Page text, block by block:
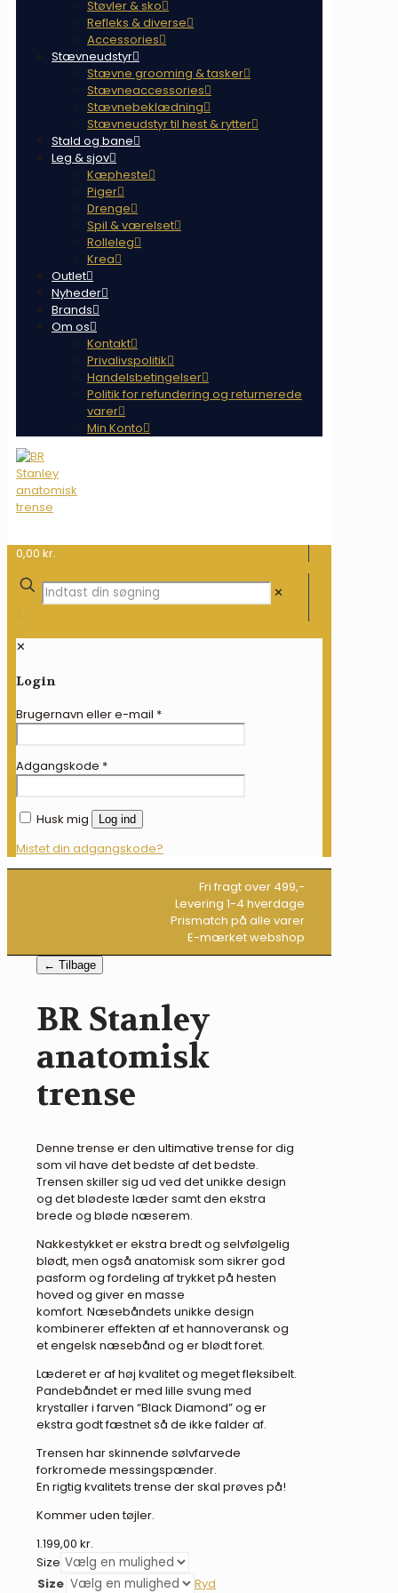
Støvler & sko
Refleks & diverse
Accessories
Stævneudstyr
Stævne grooming & tasker
Stævneaccessories
Stævnebeklædning
Stævneudstyr til hest & rytter
Stald og bane
Leg & sjov
Kæpheste
Piger
Drenge
Spil & værelset
Rolleleg
Krea
Outlet
Nyheder
Brands
Om os
Kontakt
Privalivspolitik
Handelsbetingelser
Politik for refundering og returnerede
varer
Min Konto
0,00 kr.
✕
✕
Login
Brugernavn eller e-mail *
Adgangskode *
Husk mig Log ind
Mistet din adgangskode?
Fri fragt over 499,-
Levering 1-4 hverdage
Prismatch på alle varer
E-mærket webshop
← Tilbage
BR Stanley
anatomisk
trense
Denne trense er den ultimative trense for dig
som vil have det bedste af det bedste.
Trensen skiller sig ud ved det unikke design
og det blødeste læder samt den ekstra
brede og bløde næserem.
Nakkestykket er ekstra bredt og selvfølgelig
blødt, men også anatomisk som sikrer god
pasform og fordeling af trykket på hesten
hoved og giver en masse
komfort. Næsebåndets unikke design
kombinerer effekten af et hannoveransk og
et engelsk næsebånd og er blødt foret.
Læderet er af høj kvalitet og meget fleksibelt.
Pandebåndet er med lille svung med
krystaller i farven “Black Diamond” og er
ekstra godt fæstnet så de ikke falder af.
Trensen har skinnende sølvfarvede
forkromede messingspænder.
En rigtig kvalitets trense der skal prøves på!
Kommer uden tøjler.
1.199,00 kr.
Size
Size
Ryd